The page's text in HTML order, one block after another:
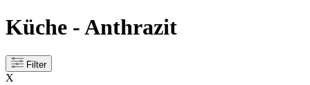
Küche - Anthrazit
Filter
X